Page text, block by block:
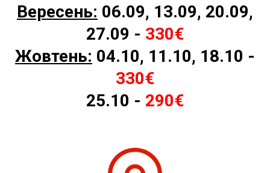
Вересень: 06.09, 13.09, 20.09,
27.09 - 330€
Жовтень: 04.10, 11.10, 18.10 -
330€
25.10 - 290€